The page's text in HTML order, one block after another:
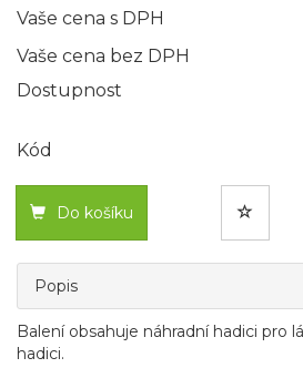
Vaše cena s DPH
Vaše cena bez DPH
Dostupnost
Kód
Do košíku
Popis
Balení obsahuje náhradní hadici pro
hadici.